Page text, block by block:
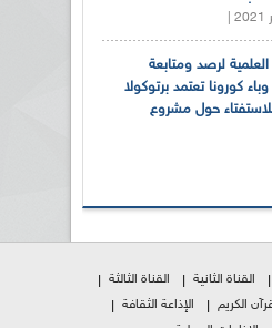
العلمية لرصد ومتابعة
كورونا تعتمد برتوكولا
حول مشروع
القناة الثانية
القناة الثالثة
الكريم
الإذاعة الثقافة